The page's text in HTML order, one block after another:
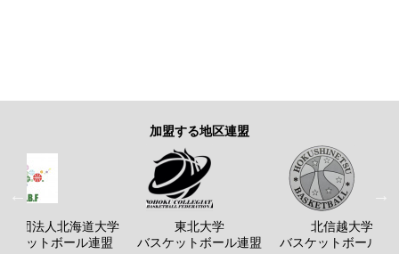
加盟する地区連盟
社団法人北海道大学
ケットボール連盟
東北大学
バスケットボール連盟
北信越大学
バスケットボール連